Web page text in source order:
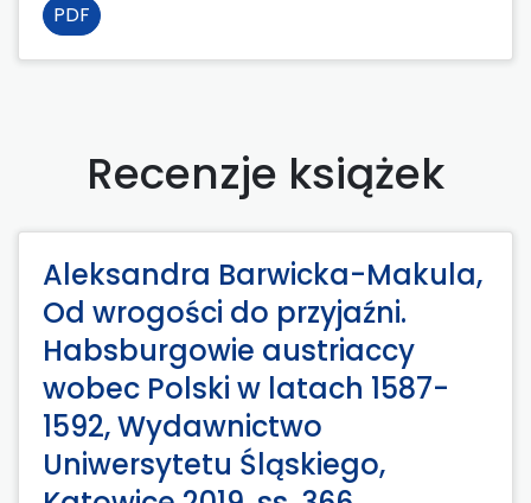
PDF
Recenzje książek
Aleksandra Barwicka-Makula,
Od wrogości do przyjaźni.
Habsburgowie austriaccy
wobec Polski w latach 1587-
1592, Wydawnictwo
Uniwersytetu Śląskiego,